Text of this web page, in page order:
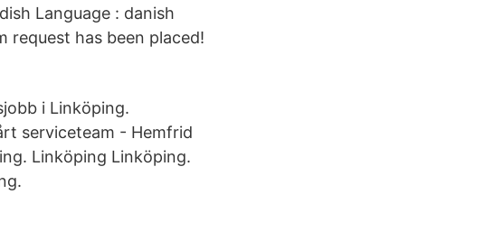
Language : danish
request has been placed!
i Linköping.
serviceteam - Hemfrid
Linköping Linköping.